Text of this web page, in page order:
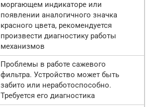
моргающем индикаторе или
появлении аналогичного значка
красного цвета, рекомендуется
произвести диагностику работы
механизмов
Проблемы в работе сажевого
фильтра. Устройство может быть
забито или неработоспособно.
Требуется его диагностика